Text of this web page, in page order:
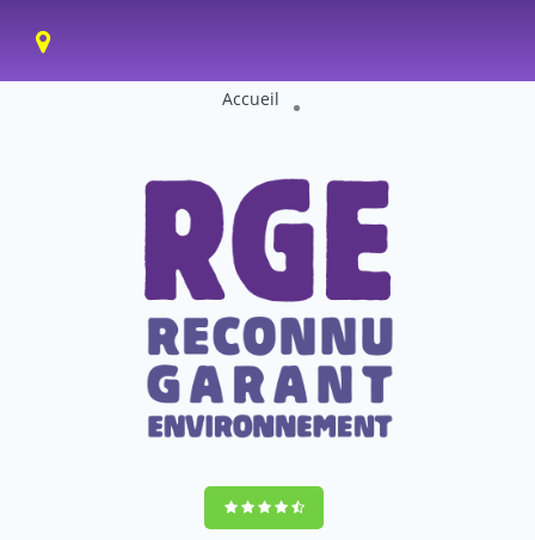
Accueil